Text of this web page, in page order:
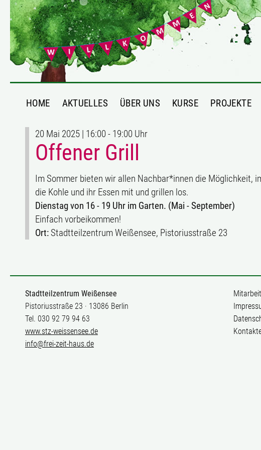
HOME AKTUELLES ÜBER UNS KURSE PROJEKTE
20 Mai 2025 | 16:00 - 19:00 Uhr
Offener Grill
Im Sommer bieten wir allen Nachbar*innen die Möglichkeit,
die Kohle und ihr Essen mit und grillen los.
Dienstag von 16 - 19 Uhr im Garten. (Mai - September)
Einfach vorbeikommen!
Ort: Stadtteilzentrum Weißensee, Pistoriusstraße 23
Stadtteilzentrum Weißensee
Pistoriusstraße 23 · 13086 Berlin
Tel. 030 92 79 94 63
www.stz-weissensee.de
info@frei-zeit-haus.de
Mitarbeit